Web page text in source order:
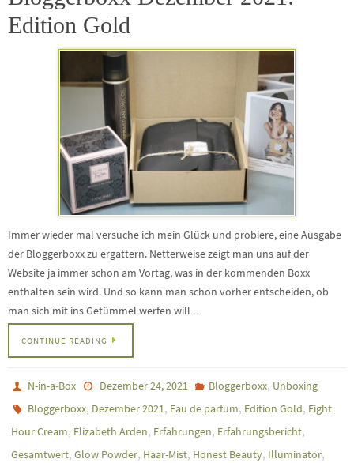
Edition Gold
Immer wieder mal versuche ich mein Glück und probiere, eine Ausgabe
der Bloggerboxx zu ergattern. Netterweise zeigt man uns auf der
Website ja immer schon am Vortag, was in der kommenden Boxx
enthalten sein wird. Und so kann man schon vorher entscheiden, ob
man sich mit ins Getümmel werfen will…
CONTINUE READING
N-in-a-Box Dezember 24, 2021 Bloggerboxx, Unboxing
Bloggerboxx, Dezember 2021, Eau de parfum, Edition Gold, Eight
Hour Cream, Elizabeth Arden, Erfahrungen, Erfahrungsbericht,
Gesamtwert, Glow Powder, Haar-Mist, Honest Beauty, Illuminator,